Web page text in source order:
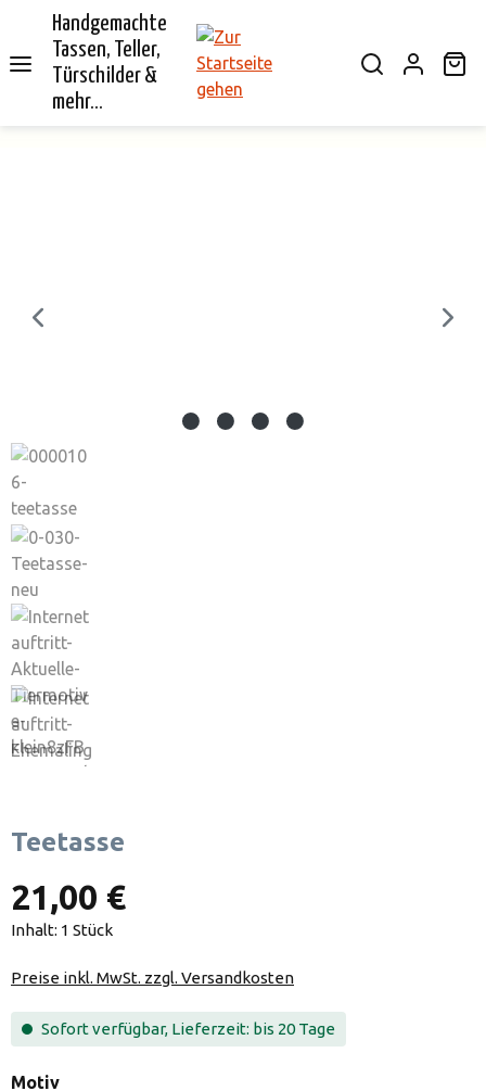
springen
Handgemachte
Tassen, Teller,
Türschilder &
mehr...
Teetasse
21,00 €
Inhalt: 1 Stück
Preise inkl. MwSt. zzgl. Versandkosten
Sofort verfügbar, Lieferzeit: bis 20 Tage
Motivauswählen